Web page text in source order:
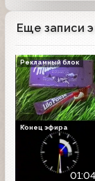
Еще записи
Рекламный блок
01:04
Конец эфира